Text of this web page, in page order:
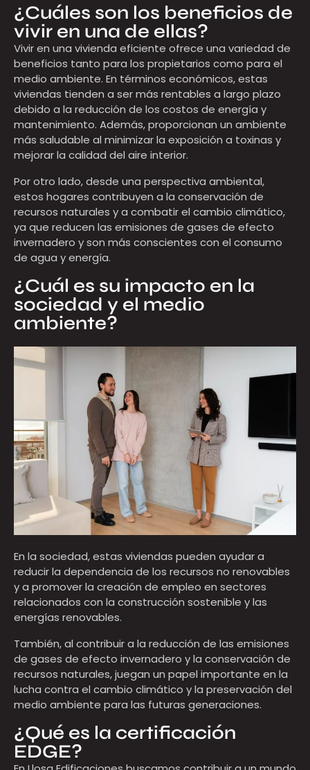
¿Cuáles son los beneficios de
vivir en una de ellas?
Vivir en una vivienda eficiente ofrece una variedad de
beneficios tanto para los propietarios como para el
medio ambiente. En términos económicos, estas
viviendas tienden a ser más rentables a largo plazo
debido a la reducción de los costos de energía y
mantenimiento. Además, proporcionan un ambiente
más saludable al minimizar la exposición a toxinas y
mejorar la calidad del aire interior.
Por otro lado, desde una perspectiva ambiental,
estos hogares contribuyen a la conservación de
recursos naturales y a combatir el cambio climático,
ya que reducen las emisiones de gases de efecto
invernadero y son más conscientes con el consumo
de agua y energía.
¿Cuál es su impacto en la
sociedad y el medio
ambiente?
En la sociedad, estas viviendas pueden ayudar a
reducir la dependencia de los recursos no renovables
y a promover la creación de empleo en sectores
relacionados con la construcción sostenible y las
energías renovables.
También, al contribuir a la reducción de las emisiones
de gases de efecto invernadero y la conservación de
recursos naturales, juegan un papel importante en la
lucha contra el cambio climático y la preservación del
medio ambiente para las futuras generaciones.
¿Qué es la certificación
EDGE?